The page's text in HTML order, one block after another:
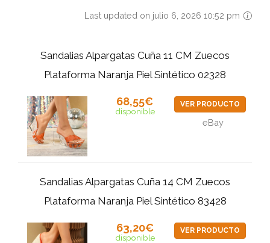
Last updated on julio 6, 2026 10:52 pm
Sandalias Alpargatas Cuña 11 CM Zuecos
Plataforma Naranja Piel Sintético 02328
68,55€
disponible
VER PRODUCTO
eBay
Sandalias Alpargatas Cuña 14 CM Zuecos
Plataforma Naranja Piel Sintético 83428
63,20€
disponible
VER PRODUCTO